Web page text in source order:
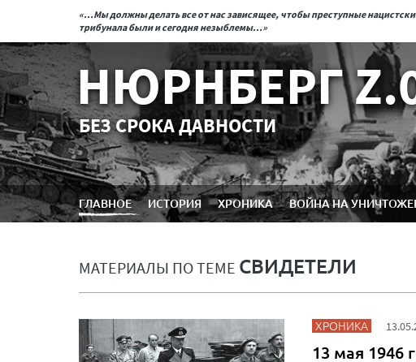
«...Мы должны делать все от нас зависящее, чтобы преступные
трибунала были и сегодня незыблемы...»
НЮРНБЕРГ
БЕЗ СРОКА ДАВНОСТИ
ГЛАВНОЕ ИСТОРИЯ ХРОНИКА ВОЙНА НА
МАТЕРИАЛЫ ПО ТЕМЕ СВИДЕТЕЛИ
ХРОНИКА
13 мая 1946